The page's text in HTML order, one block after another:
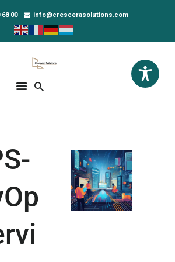
68 00 info@crescerasolutions.com
Solutions
Solutions for your evolution